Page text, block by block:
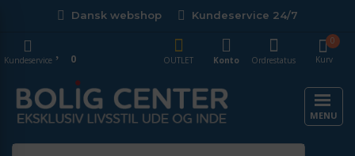
Dansk webshop Kundeservice 24/7
Kurv
0
OUTLET
Konto Ordrestatus
Kundeservice 0
MENU